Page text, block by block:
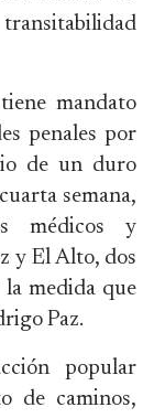
mandato
penales por
de un duro
semana,
médicos y
y El Alto, dos
la medida que
Paz.
popular
de caminos,